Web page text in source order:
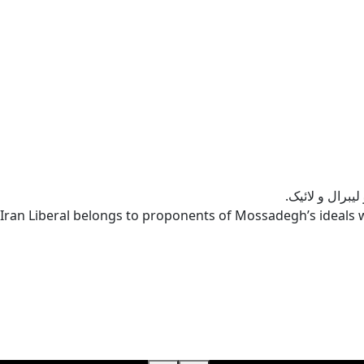
و لائیک.
Iran Liberal belongs to proponents of Mossadegh’s